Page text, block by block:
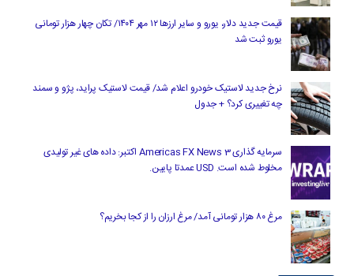
قیمت جدید دلار، یورو و سایر ارزها ۱۲ مهر ۱۴۰۴/ تکان چهار هزار تومانی
یورو ثبت شد
نرخ جدید لاستیک خودرو اعلام شد/ قیمت لاستیک پراید، پژو و سمند
چه تغییری کرد؟ + جدول
سرمایه گذاری Americas FX News 3 اکتبر: داده های غیر تولیدی
مخلوط شده است. USD عمدتا پایین.
مرغ ۸۰ هزار تومانی آمد/ مرغ ارزان را از کجا بخریم؟